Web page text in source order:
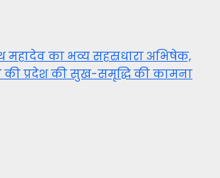
महादेव का भव्य सहस्रधारा अभिषेक,
की प्रदेश की सुख-समृद्धि की कामना